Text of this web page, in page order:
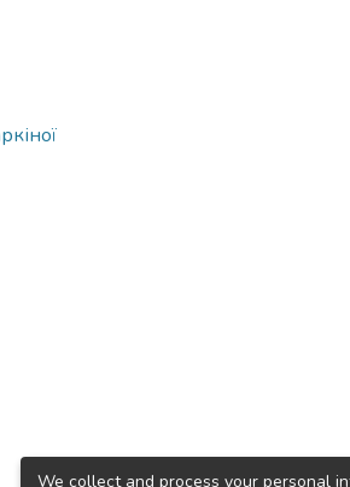
We collect and process your personal